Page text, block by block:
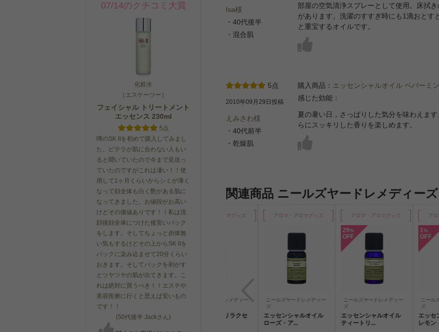
07/14のクチコミ大賞
化粧水
［エスケーツー］
フェイシャル トリートメント
エッセンス 230ml
5点
噂のSK IIを初めて購入してみまし
た。ピテラが肌に合わない人もい
ると聞いていたので今まで見送っ
ていたのですがこれは凄い！！使
用して1ヶ月くらいからシミが薄く
なって顔全体も白く艶がある肌に
なってきました。お値段がお高い
けどその価値ありです！！私は洗
顔後顔全体につけた後安いパック
をします。そしてちょっと勿体無
い気もするけどその上からSK IIを
パックに染み込ませて20分くらい
おきます。そしてパックを剥がす
とツヤツヤの肌が出てきます。こ
れは絶対に買うべき！！エステや
美容医療に行くと思えば安いもの
です！！
(50代後半 Jackさん)
Isa様
・40代後半
・混合肌
部屋の空気清浄スプレーとして使用。床拭
があります。洗濯のすすぎ時にも1滴おと
と重宝するオイルです。
5点
2010年09月29日投稿
えみさわ様
・40代前半
・乾燥肌
購入商品： エッセンシャルオイル ペパーミ
感じた効能：
夏の暑い日，さっぱりした気分を味わえま
らにスッキリした香りを楽しめます。
関連商品 ニールズヤードレメディー
アロマ・アロマグッズ
18 %
OFF
ニールズヤードレメディー
ズ
アロマパルス ナイトタ
イム
アロマ・アロマグッズ
ニールズヤードレメディー
アロマパルス リラクセ
アロマ・アロマグッズ
ニールズヤードレメディー
エッセンシャルオイル
ローズ・ア...
アロマ・アロマグッズ
%
OFF
ニールズヤードレメディー
エッセンシャルオイル
ティートリ...
アロマ
%
OFF
ニールズ
エッセン
レモン・